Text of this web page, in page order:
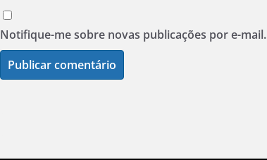
Notifique-me sobre novas publicações por e-mail.